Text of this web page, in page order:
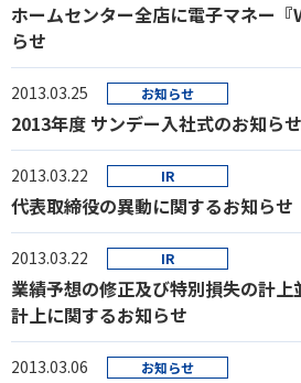
ホームセンター全店に電子マネー
らせ
2013.03.25 お知らせ
2013年度 サンデー入社式のお知らせ
2013.03.22 IR
代表取締役の異動に関するお知らせ
2013.03.22 IR
業績予想の修正及び特別損失の計
計上に関するお知らせ
2013.03.06 お知らせ